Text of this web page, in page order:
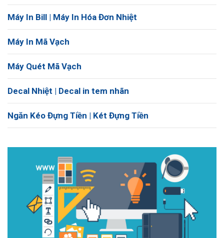
Máy In Bill | Máy In Hóa Đơn Nhiệt
Máy In Mã Vạch
Máy Quét Mã Vạch
Decal Nhiệt | Decal in tem nhãn
Ngăn Kéo Đựng Tiền | Két Đựng Tiền